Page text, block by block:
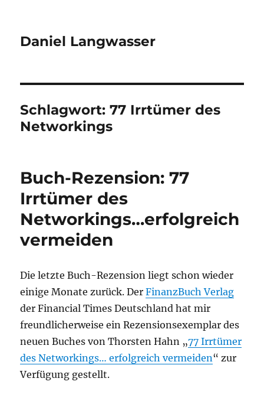
Daniel Langwasser
Schlagwort:77 Irrtümer des
Networkings
Buch-Rezension: 77
Irrtümer des
Networkings…erfolgreich
vermeiden
Die letzte Buch-Rezension liegt schon wieder
einige Monate zurück. DerFinanzBuch Verlag
der Financial Times Deutschland hat mir
freundlicherweise ein Rezensionsexemplar des
neuen Buches von Thorsten Hahn „77 Irrtümer
des Networkings… erfolgreich vermeiden“ zur
Verfügung gestellt.